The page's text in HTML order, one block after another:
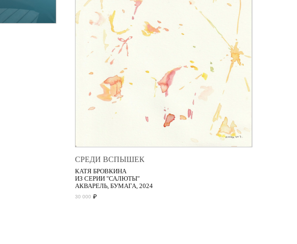
СРЕДИ ВСПЫШЕК
КАТЯ БРОВКИНА
ИЗ СЕРИИ "САЛЮТЫ"
АКВАРЕЛЬ, БУМАГА, 2024
30 000 ₽